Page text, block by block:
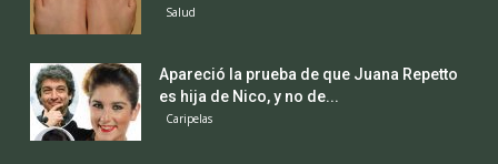
Salud
Apareció la prueba de que Juana Repetto
es hija de Nico, y no de...
Caripelas